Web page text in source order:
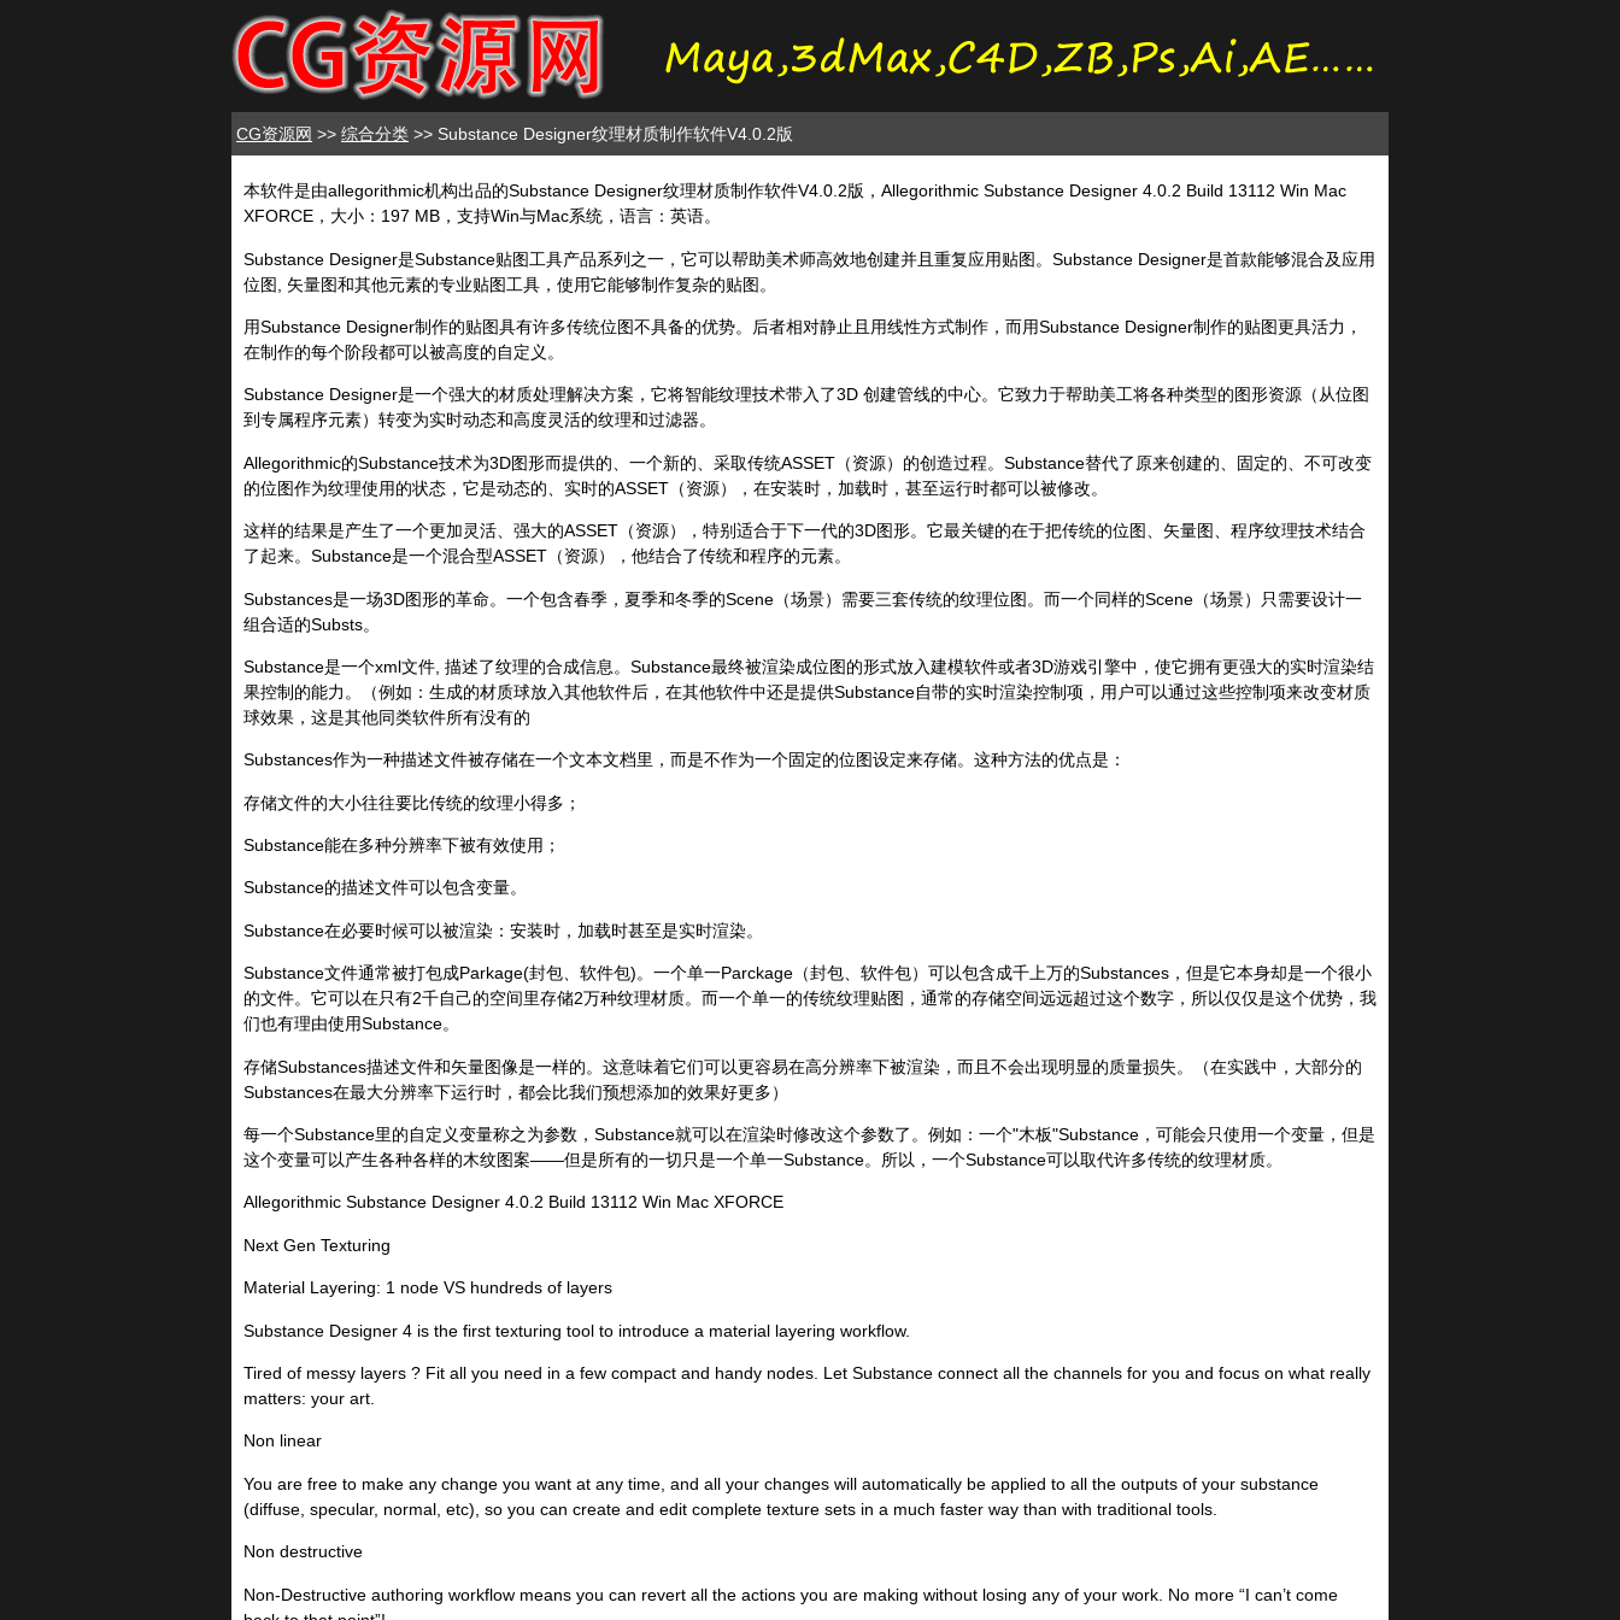
CG资源网 >> 综合分类 >> Substance Designer纹理材质制作软件V4.0.2版
本软件是由allegorithmic机构出品的Substance Designer纹理材质制作软件V4.0.2版，Allegorithmic Substance Designer 4.0.2 Build 13112 Win Mac
XFORCE，大小：197 MB，支持Win与Mac系统，语言：英语。
Substance Designer是Substance贴图工具产品系列之一，它可以帮助美术师高效地创建并且重复应用贴图。Substance Designer是首款能够混合及应用
位图, 矢量图和其他元素的专业贴图工具，使用它能够制作复杂的贴图。
用Substance Designer制作的贴图具有许多传统位图不具备的优势。后者相对静止且用线性方式制作，而用Substance Designer制作的贴图更具活力，
在制作的每个阶段都可以被高度的自定义。
Substance Designer是一个强大的材质处理解决方案，它将智能纹理技术带入了3D 创建管线的中心。它致力于帮助美工将各种类型的图形资源（从位图
到专属程序元素）转变为实时动态和高度灵活的纹理和过滤器。
Allegorithmic的Substance技术为3D图形而提供的、一个新的、采取传统ASSET（资源）的创造过程。Substance替代了原来创建的、固定的、不可改变
的位图作为纹理使用的状态，它是动态的、实时的ASSET（资源），在安装时，加载时，甚至运行时都可以被修改。
这样的结果是产生了一个更加灵活、强大的ASSET（资源），特别适合于下一代的3D图形。它最关键的在于把传统的位图、矢量图、程序纹理技术结合
了起来。Substance是一个混合型ASSET（资源），他结合了传统和程序的元素。
Substances是一场3D图形的革命。一个包含春季，夏季和冬季的Scene（场景）需要三套传统的纹理位图。而一个同样的Scene（场景）只需要设计一
组合适的Substs。
Substance是一个xml文件, 描述了纹理的合成信息。Substance最终被渲染成位图的形式放入建模软件或者3D游戏引擎中，使它拥有更强大的实时渲染结
果控制的能力。（例如：生成的材质球放入其他软件后，在其他软件中还是提供Substance自带的实时渲染控制项，用户可以通过这些控制项来改变材质
球效果，这是其他同类软件所有没有的
Substances作为一种描述文件被存储在一个文本文档里，而是不作为一个固定的位图设定来存储。这种方法的优点是：
存储文件的大小往往要比传统的纹理小得多；
Substance能在多种分辨率下被有效使用；
Substance的描述文件可以包含变量。
Substance在必要时候可以被渲染：安装时，加载时甚至是实时渲染。
Substance文件通常被打包成Parkage(封包、软件包)。一个单一Parckage（封包、软件包）可以包含成千上万的Substances，但是它本身却是一个很小
的文件。它可以在只有2千自己的空间里存储2万种纹理材质。而一个单一的传统纹理贴图，通常的存储空间远远超过这个数字，所以仅仅是这个优势，我
们也有理由使用Substance。
存储Substances描述文件和矢量图像是一样的。这意味着它们可以更容易在高分辨率下被渲染，而且不会出现明显的质量损失。（在实践中，大部分的
Substances在最大分辨率下运行时，都会比我们预想添加的效果好更多）
每一个Substance里的自定义变量称之为参数，Substance就可以在渲染时修改这个参数了。例如：一个"木板"Substance，可能会只使用一个变量，但是
这个变量可以产生各种各样的木纹图案——但是所有的一切只是一个单一Substance。所以，一个Substance可以取代许多传统的纹理材质。
Allegorithmic Substance Designer 4.0.2 Build 13112 Win Mac XFORCE
Next Gen Texturing
Material Layering: 1 node VS hundreds of layers
Substance Designer 4 is the first texturing tool to introduce a material layering workflow.
Tired of messy layers ? Fit all you need in a few compact and handy nodes. Let Substance connect all the channels for you and focus on what really
matters: your art.
Non linear
You are free to make any change you want at any time, and all your changes will automatically be applied to all the outputs of your substance
(diffuse, specular, normal, etc), so you can create and edit complete texture sets in a much faster way than with traditional tools.
Non destructive
Non-Destructive authoring workflow means you can revert all the actions you are making without losing any of your work. No more “I can’t come